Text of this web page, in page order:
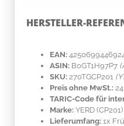
HERSTELLER-
EAN:
ASIN: B0GT1H97P7
SKU: 270TGCP201
Preis ohne MwSt.:
TARIC-Code für
Marke: YERD (CP201)
Lieferumfang: 1x